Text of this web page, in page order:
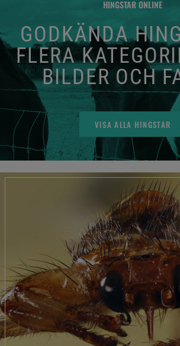
HINGSTAR ONLINE
GODKÄNDA
FLERA
BILDER OCH
VISA ALLA HINGSTAR